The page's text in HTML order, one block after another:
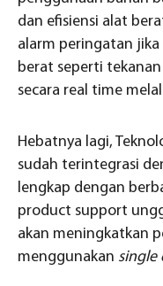
dan efisiensi alat
alarm peringatan
berat seperti tekanan
secara real time
Hebatnya lagi,
sudah terintegrasi
lengkap dengan
product support
akan meningkatkan
menggunakan single